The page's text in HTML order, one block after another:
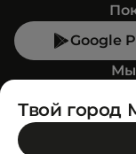
Google
Мы
Твой город